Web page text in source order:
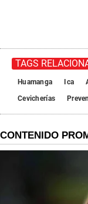
TAGS
Huamanga Ica
Cevicherías